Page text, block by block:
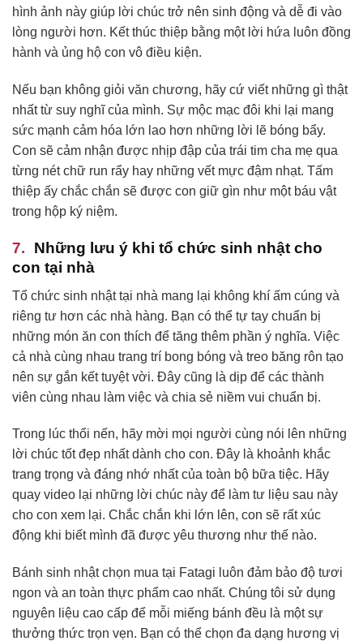
hình ảnh này giúp lời chúc trở nên sinh động và dễ đi vào
lòng người hơn. Kết thúc thiệp bằng một lời hứa luôn đồng
hành và ủng hộ con vô điều kiện.
Nếu bạn không giỏi văn chương, hãy cứ viết những gì thật
nhất từ suy nghĩ của mình. Sự mộc mạc đôi khi lại mang
sức mạnh cảm hóa lớn lao hơn những lời lẽ bóng bẩy.
Con sẽ cảm nhận được nhịp đập của trái tim cha mẹ qua
từng nét chữ run rẩy hay những vết mực đậm nhạt. Tấm
thiệp ấy chắc chắn sẽ được con giữ gìn như một báu vật
trong hộp ký niệm.
Những lưu ý khi tổ chức sinh nhật cho
con tại nhà
Tổ chức sinh nhật tại nhà mang lại không khí ấm cúng và
riêng tư hơn các nhà hàng. Bạn có thể tự tay chuẩn bị
những món ăn con thích để tăng thêm phần ý nghĩa. Việc
cả nhà cùng nhau trang trí bong bóng và treo băng rôn tạo
nên sự gắn kết tuyệt vời. Đây cũng là dịp để các thành
viên cùng nhau làm việc và chia sẻ niềm vui chuẩn bị.
Trong lúc thổi nến, hãy mời mọi người cùng nói lên những
lời chúc tốt đẹp nhất dành cho con. Đây là khoảnh khắc
trang trọng và đáng nhớ nhất của toàn bộ bữa tiệc. Hãy
quay video lại những lời chúc này để làm tư liệu sau này
cho con xem lại. Chắc chắn khi lớn lên, con sẽ rất xúc
động khi biết mình đã được yêu thương như thế nào.
Bánh sinh nhật chọn mua tại Fatagi luôn đảm bảo độ tươi
ngon và an toàn thực phẩm cao nhất. Chúng tôi sử dụng
nguyên liệu cao cấp để mỗi miếng bánh đều là một sự
thưởng thức trọn vẹn. Bạn có thể chọn đa dạng hương vị